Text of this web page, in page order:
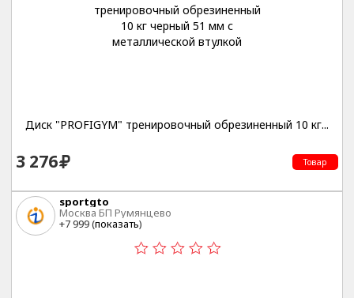
Диск "PROFIGYM" тренировочный обрезиненный 10 кг...
3 276 Товар
sportgto
Москва БП Румянцево
+7 999 (показать)